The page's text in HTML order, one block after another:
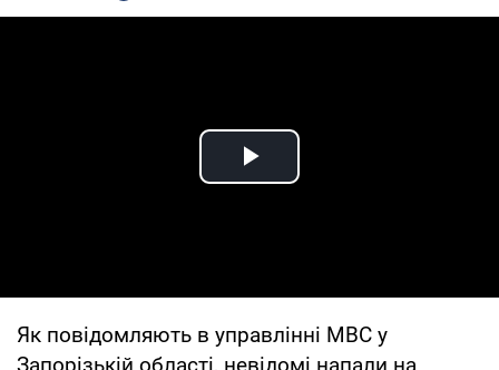
Play Video
Як повідомляють в управлінні МВС у
Запорізькій області, невідомі напали на